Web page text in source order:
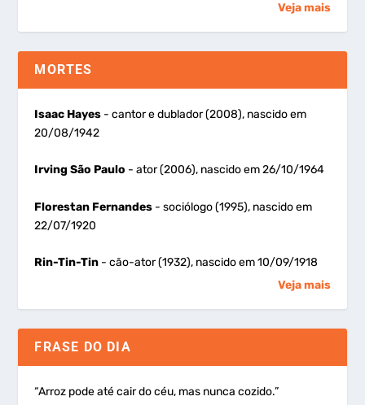
Veja mais
MORTES
Isaac Hayes - cantor e dublador (2008), nascido em
20/08/1942
Irving São Paulo - ator (2006), nascido em 26/10/1964
Florestan Fernandes - sociólogo (1995), nascido em
22/07/1920
Rin-Tin-Tin - cão-ator (1932), nascido em 10/09/1918
Veja mais
FRASE DO DIA
“Arroz pode até cair do céu, mas nunca cozido.”